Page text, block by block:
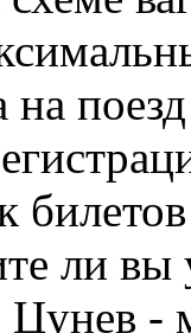
на
ли вы
Цунев